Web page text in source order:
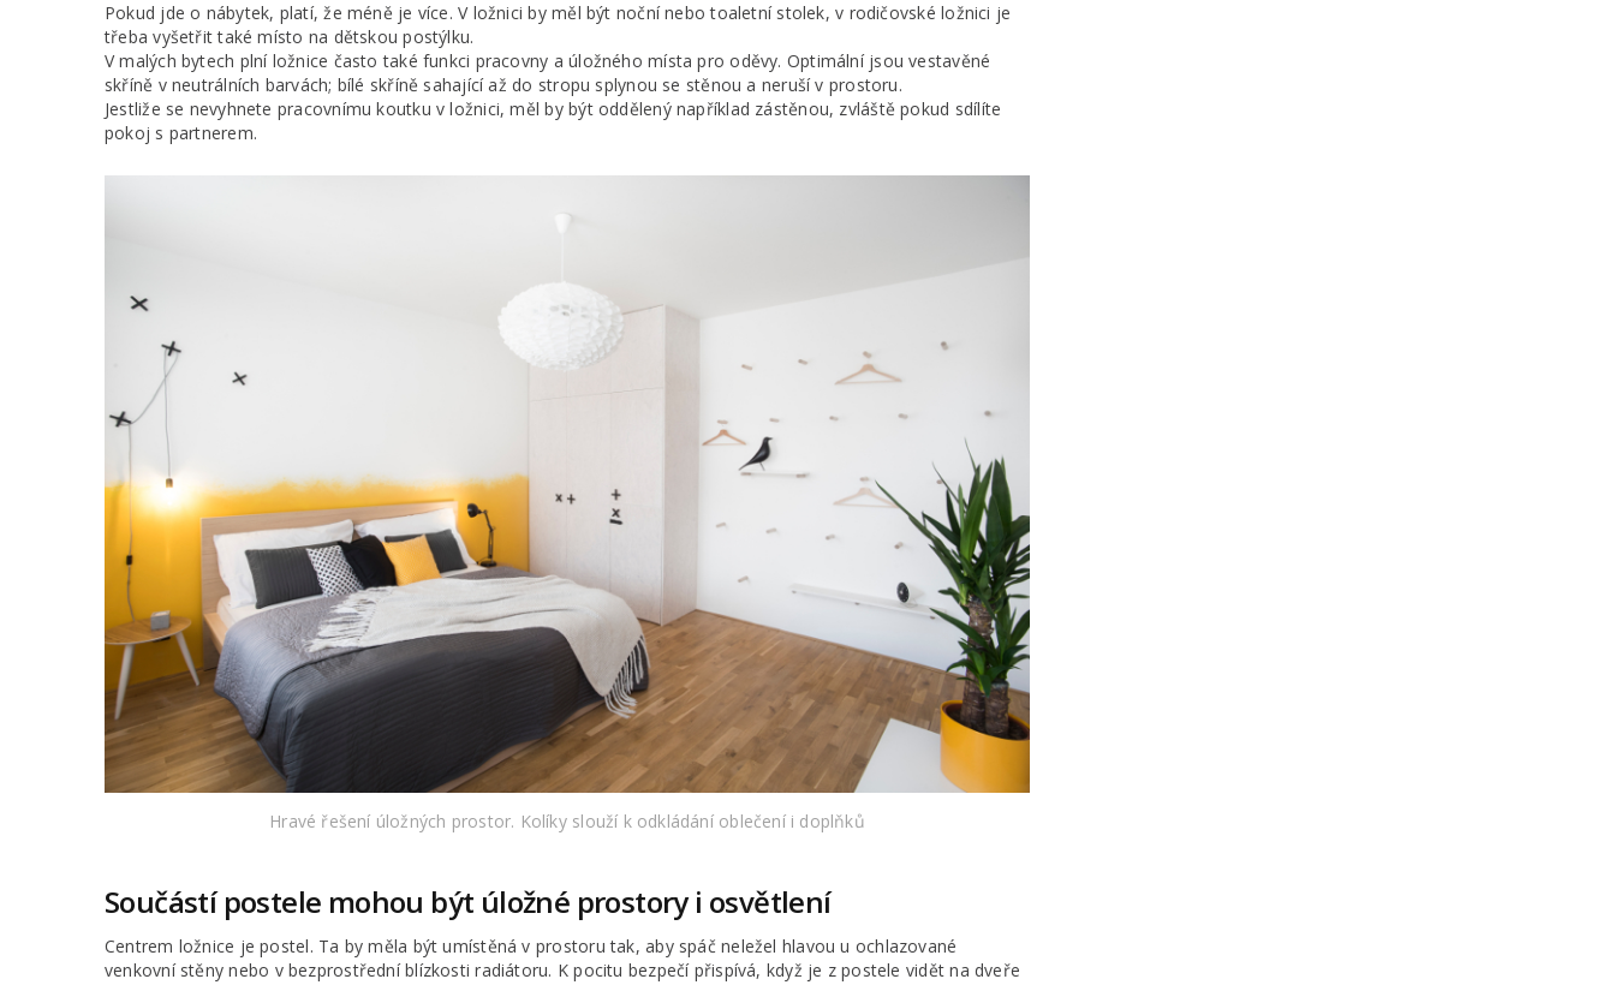
Pokud jde o nábytek, platí, že méně je více. V ložnici by měl být noční nebo toaletní stolek, v rodičovské ložnici je
třeba vyšetřit také místo na dětskou postýlku.
V malých bytech plní ložnice často také funkci pracovny a úložného místa pro oděvy. Optimální jsou vestavěné
skříně v neutrálních barvách; bílé skříně sahající až do stropu splynou se stěnou a neruší v prostoru.
Jestliže se nevyhnete pracovnímu koutku v ložnici, měl by být oddělený například zástěnou, zvláště pokud sdílíte
pokoj s partnerem.
Hravé řešení úložných prostor. Kolíky slouží k odkládání oblečení i doplňků
Součástí postele mohou být úložné prostory i osvětlení
Centrem ložnice je postel. Ta by měla být umístěná v prostoru tak, aby spáč neležel hlavou u ochlazované
venkovní stěny nebo v bezprostřední blízkosti radiátoru. K pocitu bezpečí přispívá, když je z postele vidět na dveře